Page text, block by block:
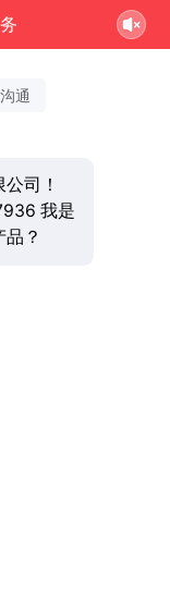
通
司！
我是
？